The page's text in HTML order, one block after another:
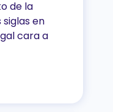
de la
siglas en
cara a